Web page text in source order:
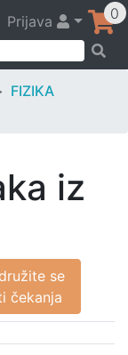
Prijava 0
FIZIKA
iz
se
čekanja